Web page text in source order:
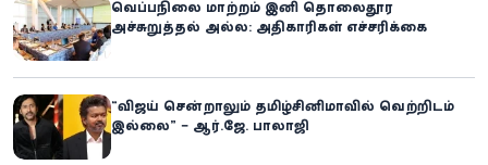
வெப்பநிலை மாற்றம் இனி தொலைதூர
அச்சுறுத்தல் அல்ல: அதிகாரிகள் எச்சரிக்கை
“விஜய் சென்றாலும் தமிழ்சினிமாவில் வெற்றிடம்
இல்லை” – ஆர்.ஜே. பாலாஜி